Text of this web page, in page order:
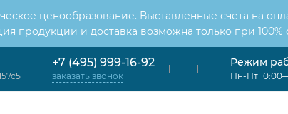
ценообразование. Выставленные счета на
продукции и доставка возможна только при 100%
+7 (495) 999-16-92
заказать звонок
Режим
Пн-Пт